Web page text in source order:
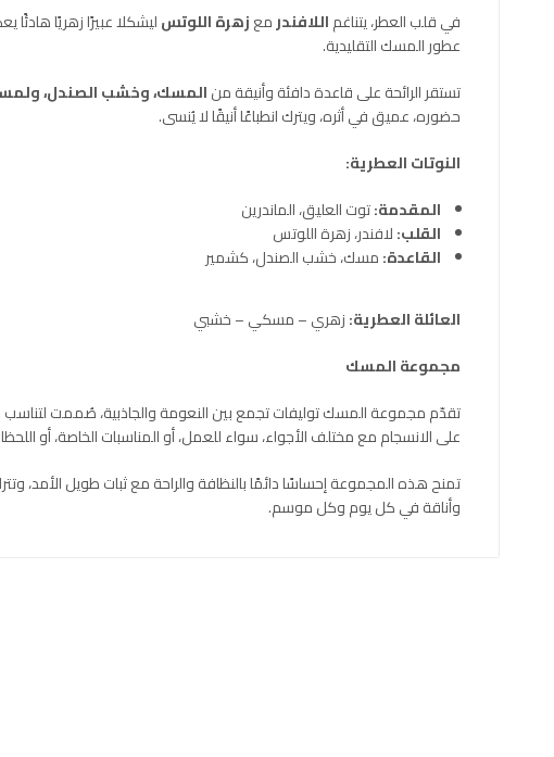
في قلب العطر، يتناغماللافندرمعزهرة اللوتسليشكلا عبيرًا زهريًا
عطور المسك التقليدية.
تستقر الرائحة على قاعدة دافئة وأنيقة منالمسك، وخشب الصندل،
حضوره، عميق في أثره، ويترك انطباعًا أنيقًا لا يُنسى.
النوتات العطرية:
المقدمة:توت العليق، الماندرين
القلب:لافندر، زهرة اللوتس
القاعدة:مسك، خشب الصندل، كشمير
العائلة العطرية:زهري – مسكي – خشبي
مجموعة المسك
تقدّم مجموعة المسك توليفات تجمع بين النعومة والجاذبية، صُممت لتناسب
على الانسجام مع مختلف الأجواء، سواء للعمل، أو المناسبات الخاصة، أو
تمنح هذه المجموعة إحساسًا دائمًا بالنظافة والراحة مع ثبات طويل الأمد،
وأناقة في كل يوم وكل موسم.